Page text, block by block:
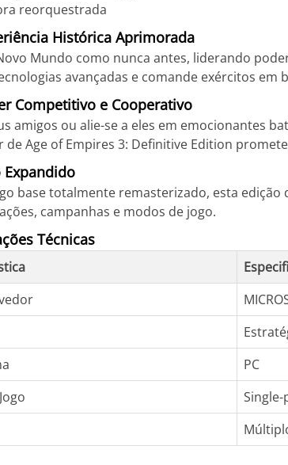
reorquestrada
Histórica Aprimorada
Mundo como nunca antes, liderando
avançadas e comande exércitos
Competitivo e Cooperativo
amigos ou alie-se a eles em emocionantes
de Age of Empires 3: Definitive Edition
Expandido
base totalmente remasterizado, esta
campanhas e modos de jogo.
Técnicas
PC